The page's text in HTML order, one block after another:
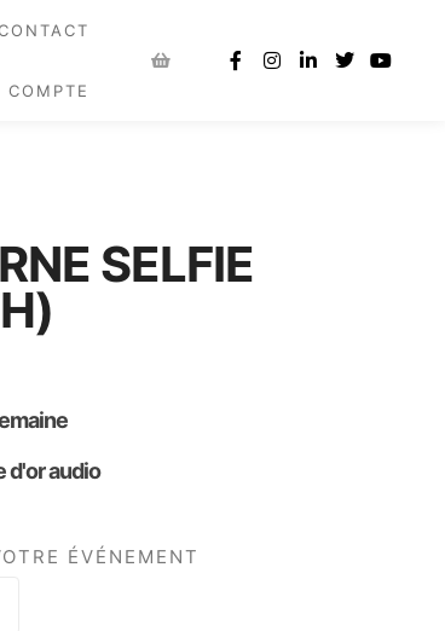
COMPTE
SELFIE
d'or audio
ÉVÉNEMENT